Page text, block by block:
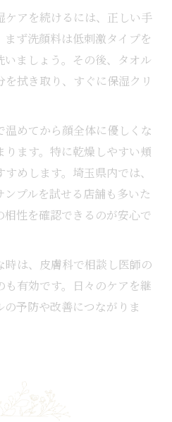
ケアを続けるには、正しい手
ず洗顔料は低刺激タイプを
ましょう。その後、タオル
拭き取り、すぐに保湿クリ
めてから顔全体に優しくな
ります。特に乾燥しやすい頬
めします。埼玉県内では、
プルを試せる店舗も多いた
性を確認できるのが安心で
時は、皮膚科で相談し医師の
有効です。日々のケアを継
予防や改善につながりま